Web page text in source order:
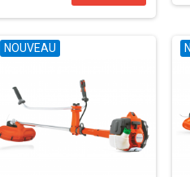
NOUVEAU